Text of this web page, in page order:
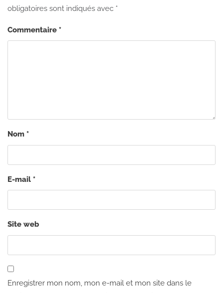
obligatoires sont indiqués avec *
Commentaire *
Nom *
E-mail *
Site web
Enregistrer mon nom, mon e-mail et mon site dans le